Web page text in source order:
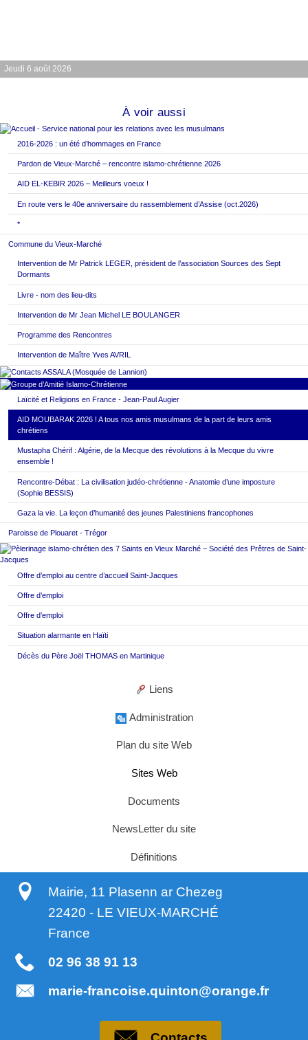
Jeudi 6 août 2026
À voir aussi
2016-2026 : un été d’hommages en France
Pardon de Vieux-Marché – rencontre islamo-chrétienne 2026
AID EL-KEBIR 2026 – Meilleurs voeux !
En route vers le 40e anniversaire du rassemblement d’Assise (oct.2026)
*
Commune du Vieux-Marché
Intervention de Mr Patrick LEGER, président de l’association Sources des Sept
Dormants
Livre - nom des lieu-dits
Intervention de Mr Jean Michel LE BOULANGER
Programme des Rencontres
Intervention de Maître Yves AVRIL
Laïcité et Religions en France - Jean-Paul Augier
AID MOUBARAK 2026 ! A tous nos amis musulmans de la part de leurs amis
chrétiens
Mustapha Chérif : Algérie, de la Mecque des révolutions à la Mecque du vivre
ensemble !
Rencontre-Débat : La civilisation judéo-chrétienne - Anatomie d’une imposture
(Sophie BESSIS)
Gaza la vie. La leçon d’humanité des jeunes Palestiniens francophones
Paroisse de Plouaret - Trégor
Offre d’emploi au centre d’accueil Saint-Jacques
Offre d’emploi
Offre d’emploi
Situation alarmante en Haïti
Décès du Père Joël THOMAS en Martinique
Liens
Administration
Plan du site Web
Sites Web
Documents
NewsLetter du site
Définitions
Mairie, 11 Plasenn ar Chezeg
22420 - LE VIEUX-MARCHÉ
France
02 96 38 91 13
marie-francoise.quinton@orange.fr